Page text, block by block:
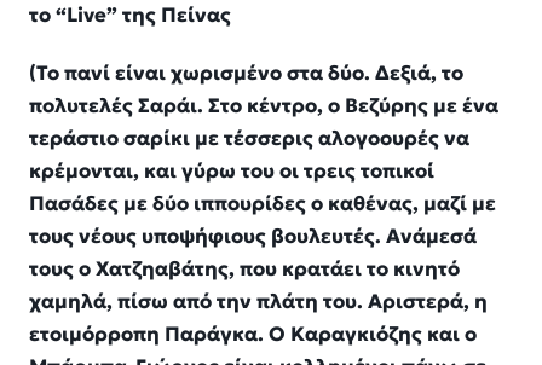
το “Live” της Πείνας
(Το πανί είναι χωρισμένο στα δύο. Δεξιά, το
πολυτελές Σαράι. Στο κέντρο, ο Βεζύρης με ένα
τεράστιο σαρίκι με τέσσερις αλογοουρές να
κρέμονται, και γύρω του οι τρεις τοπικοί
Πασάδες με δύο ιππουρίδεςο καθένας, μαζί με
τους νέους υποψήφιους βουλευτές. Ανάμεσά
τους οΧατζηαβάτης, που κρατάει το κινητό
χαμηλά, πίσω από την πλάτη του. Αριστερά, η
ετοιμόρροπη Παράγκα. Ο Καραγκιόζης και ο